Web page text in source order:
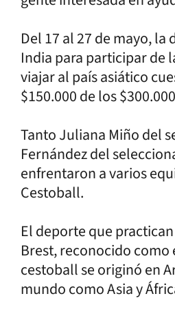
Del 17 al 27 de mayo,
India para participar de
viajar al país asiático
$150.000 de los
Tanto Juliana Miño del
Fernández del
enfrentaron a varios
Cestoball.
El deporte que
Brest, reconocido como
cestoball se originó en
mundo como Asia y